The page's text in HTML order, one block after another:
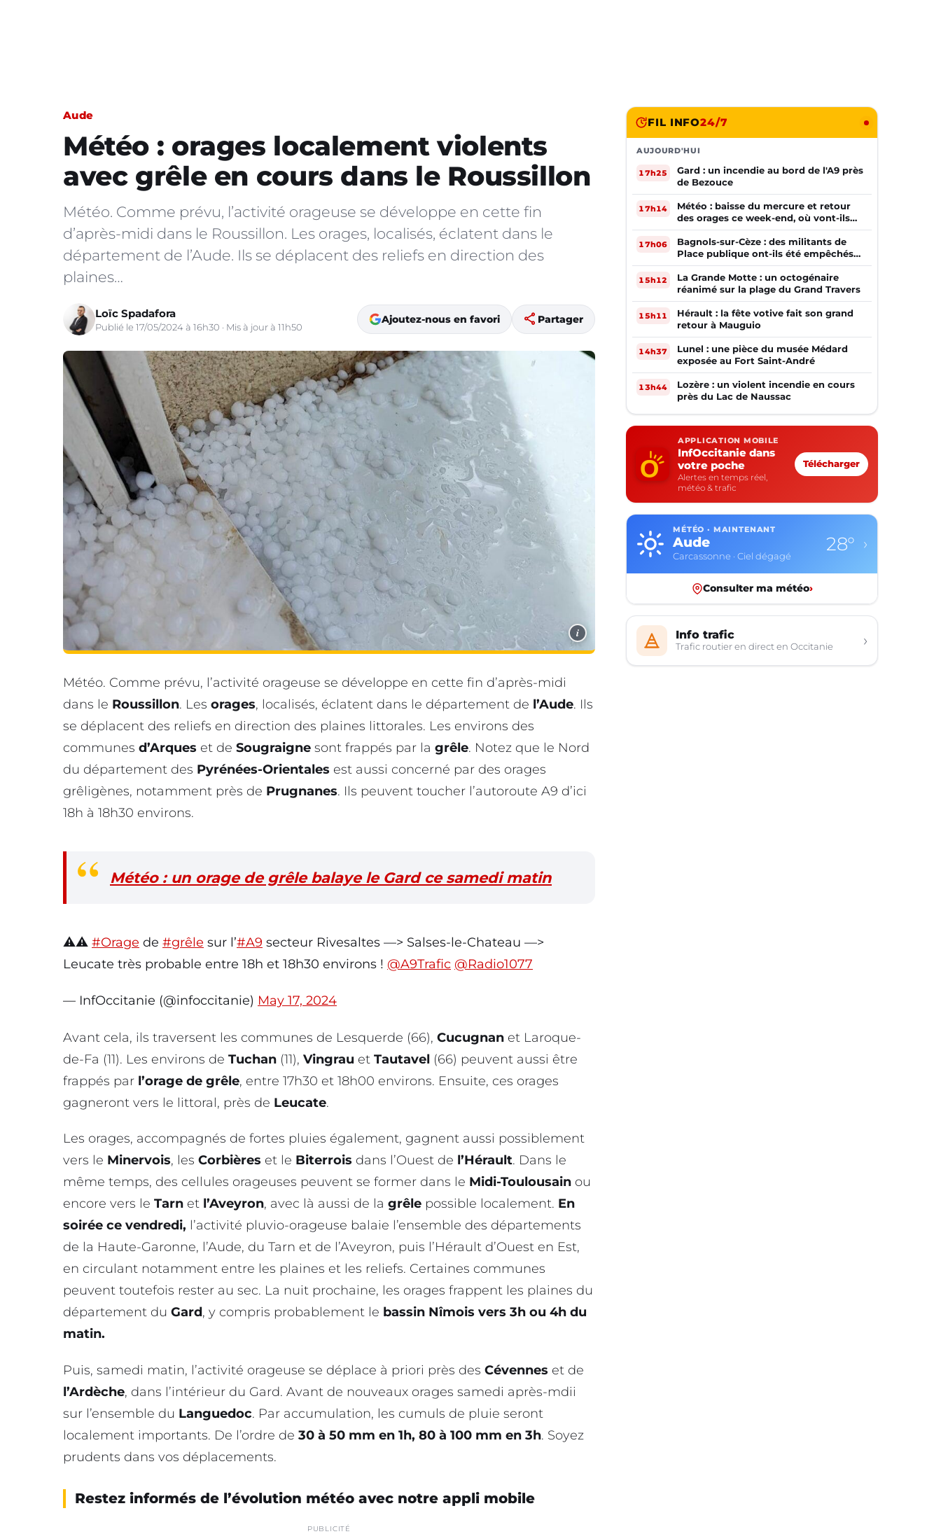
Aude
Météo : orages localement violents
avec grêle en cours dans le Roussillon
Météo. Comme prévu, l’activité orageuse se développe en cette fin
d’après-midi dans le Roussillon. Les orages, localisés, éclatent dans le
département de l’Aude. Ils se déplacent des reliefs en direction des
plaines…
Loïc Spadafora
Publié le 17/05/2024 à 16h30 · Mis à jour à 11h50
Ajoutez-nous en favori share Partager
i
Météo. Comme prévu, l’activité orageuse se développe en cette fin d’après-midi
dans le Roussillon. Les orages, localisés, éclatent dans le département de l’Aude. Ils
se déplacent des reliefs en direction des plaines littorales. Les environs des
communes d’Arques et de Sougraigne sont frappés par la grêle. Notez que le Nord
du département des Pyrénées-Orientales est aussi concerné par des orages
grêligènes, notamment près de Prugnanes. Ils peuvent toucher l’autoroute A9 d’ici
18h à 18h30 environs.
Météo : un orage de grêle balaye le Gard ce samedi matin
⚠️⚠️ #Orage de #grêle sur l’#A9 secteur Rivesaltes —> Salses-le-Chateau —>
Leucate très probable entre 18h et 18h30 environs ! @A9Trafic @Radio1077
— InfOccitanie (@infoccitanie) May 17, 2024
Avant cela, ils traversent les communes de Lesquerde (66), Cucugnan et Laroque-
de-Fa (11). Les environs de Tuchan (11), Vingrau et Tautavel (66) peuvent aussi être
frappés par l’orage de grêle, entre 17h30 et 18h00 environs. Ensuite, ces orages
gagneront vers le littoral, près de Leucate.
Les orages, accompagnés de fortes pluies également, gagnent aussi possiblement
vers le Minervois, les Corbières et le Biterrois dans l’Ouest de l’Hérault. Dans le
même temps, des cellules orageuses peuvent se former dans le Midi-Toulousain ou
encore vers le Tarn et l’Aveyron, avec là aussi de la grêle possible localement. En
soirée ce vendredi, l’activité pluvio-orageuse balaie l’ensemble des départements
de la Haute-Garonne, l’Aude, du Tarn et de l’Aveyron, puis l’Hérault d’Ouest en Est,
en circulant notamment entre les plaines et les reliefs. Certaines communes
peuvent toutefois rester au sec. La nuit prochaine, les orages frappent les plaines du
département du Gard, y compris probablement le bassin Nîmois vers 3h ou 4h du
matin.
Puis, samedi matin, l’activité orageuse se déplace à priori près des Cévennes et de
l’Ardèche, dans l’intérieur du Gard. Avant de nouveaux orages samedi après-mdii
sur l’ensemble du Languedoc. Par accumulation, les cumuls de pluie seront
localement importants. De l’ordre de 30 à 50 mm en 1h, 80 à 100 mm en 3h. Soyez
prudents dans vos déplacements.
Restez informés de l’évolution météo avec notre appli mobile
PUBLICITÉ
FIL INFO24/7
AUJOURD'HUI
17h25
Gard : un incendie au bord de l'A9 près
de Bezouce
17h14
Météo : baisse du mercure et retour
des orages ce week-end, où vont-ils
frapper ?
17h06
Bagnols-sur-Cèze : des militants de
Place publique ont-ils été empêchés
de tracter par la mairie ?
15h12
La Grande Motte : un octogénaire
réanimé sur la plage du Grand Travers
15h11
Hérault : la fête votive fait son grand
retour à Mauguio
14h37
Lunel : une pièce du musée Médard
exposée au Fort Saint-André
13h44
Lozère : un violent incendie en cours
près du Lac de Naussac
APPLICATION MOBILE
InfOccitanie dans
votre poche
Alertes en temps réel,
météo & trafic
Télécharger
MÉTÉO · MAINTENANT
Aveyron
Rodez · Ciel dégagé
21° ›
Consulter ma météo›
Info trafic
Trafic routier en direct en Occitanie ›